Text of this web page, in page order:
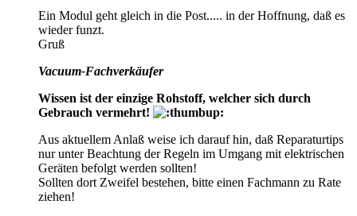
Ein Modul geht gleich in die Post..... in der Hoffnung, daß es
wieder funzt.
Gruß
Vacuum-Fachverkäufer
Wissen ist der einzige Rohstoff, welcher sich durch
Gebrauch vermehrt!
Aus aktuellem Anlaß weise ich darauf hin, daß Reparaturtips
nur unter Beachtung der Regeln im Umgang mit elektrischen
Geräten befolgt werden sollten!
Sollten dort Zweifel bestehen, bitte einen Fachmann zu Rate
ziehen!